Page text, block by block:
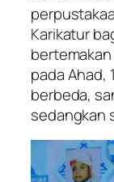
Karikatur
bertemakan
pada Ahad,
berbeda,
sedangkan